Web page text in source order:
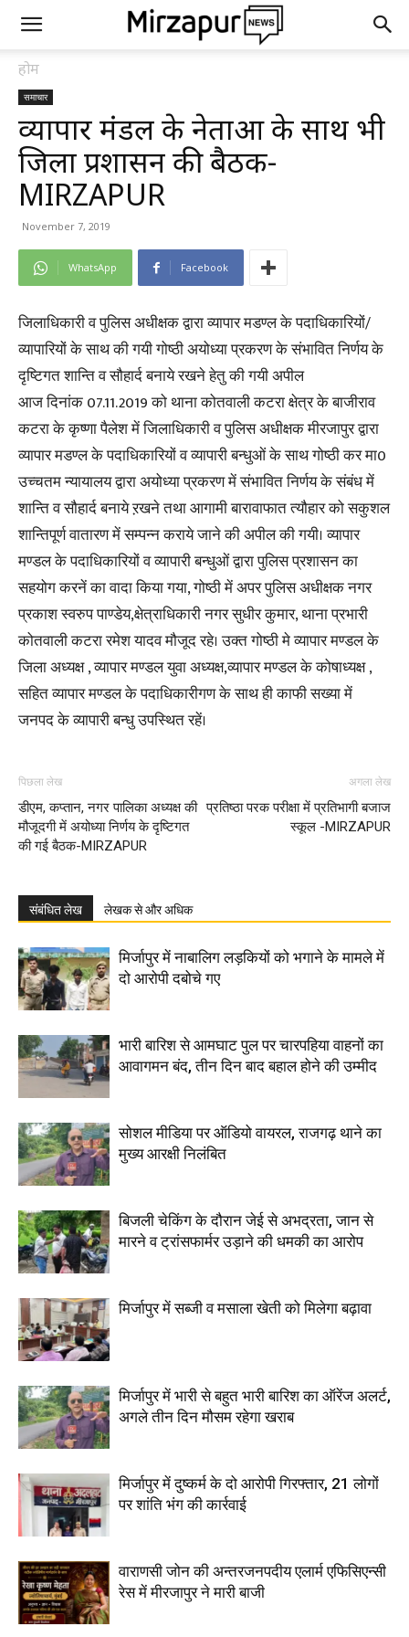
होम
समाचार
व्यापार मंडल के नेताओं के साथ भी
जिला प्रशासन की बैठक-
MIRZAPUR
November 7, 2019
WhatsApp Facebook
जिलाधिकारी व पुलिस अधीक्षक द्वारा व्यापार मडण्ल के पदाधिकारियों/
व्यापारियों के साथ की गयी गोष्ठी अयोध्या प्रकरण के संभावित निर्णय के
दृष्टिगत शान्ति व सौहार्द बनाये रखने हेतु की गयी अपील
आज दिनांक 07.11.2019 को थाना कोतवाली कटरा क्षेत्र के बाजीराव
कटरा के कृष्णा पैलेश में जिलाधिकारी व पुलिस अधीक्षक मीरजापुर द्वारा
व्यापार मडण्ल के पदाधिकारियों व व्यापारी बन्धुओं के साथ गोष्ठी कर मा0
उच्चतम न्यायालय द्वारा अयोध्या प्रकरण में संभावित निर्णय के संबंध में
शान्ति व सौहार्द बनाये ऱखने तथा आगामी बारावाफात त्यौहार को सकुशल
शान्तिपूर्ण वातारण में सम्पन्न कराये जाने की अपील की गयी। व्यापार
मण्डल के पदाधिकारियों व व्यापारी बन्धुओं द्वारा पुलिस प्रशासन का
सहयोग करनें का वादा किया गया, गोष्ठी में अपर पुलिस अधीक्षक नगर
प्रकाश स्वरुप पाण्डेय,क्षेत्राधिकारी नगर सुधीर कुमार, थाना प्रभारी
कोतवाली कटरा रमेश यादव मौजूद रहे। उक्त गोष्ठी मे व्यापार मण्डल के
जिला अध्यक्ष , व्यापार मण्डल युवा अध्यक्ष,व्यापार मण्डल के कोषाध्यक्ष ,
सहित व्यापार मण्डल के पदाधिकारीगण के साथ ही काफी सख्या में
जनपद के व्यापारी बन्धु उपस्थित रहें।
पिछला लेख
डीएम, कप्तान, नगर पालिका अध्यक्ष की
मौजूदगी में अयोध्या निर्णय के दृष्टिगत
की गई बैठक-MIRZAPUR
अगला लेख
प्रतिष्ठा परक परीक्षा में प्रतिभागी बजाज
स्कूल -MIRZAPUR
संबंधित लेख लेखक से और अधिक
मिर्जापुर में नाबालिग लड़कियों को भगाने के मामले में
दो आरोपी दबोचे गए
भारी बारिश से आमघाट पुल पर चारपहिया वाहनों का
आवागमन बंद, तीन दिन बाद बहाल होने की उम्मीद
सोशल मीडिया पर ऑडियो वायरल, राजगढ़ थाने का
मुख्य आरक्षी निलंबित
बिजली चेकिंग के दौरान जेई से अभद्रता, जान से
मारने व ट्रांसफार्मर उड़ाने की धमकी का आरोप
मिर्जापुर में सब्जी व मसाला खेती को मिलेगा बढ़ावा
मिर्जापुर में भारी से बहुत भारी बारिश का ऑरेंज अलर्ट,
अगले तीन दिन मौसम रहेगा खराब
मिर्जापुर में दुष्कर्म के दो आरोपी गिरफ्तार, 21 लोगों
पर शांति भंग की कार्रवाई
वाराणसी जोन की अन्तरजनपदीय एलार्म एफिसिएन्सी
रेस में मीरजापुर ने मारी बाजी